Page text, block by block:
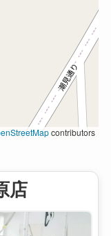
contributors
店